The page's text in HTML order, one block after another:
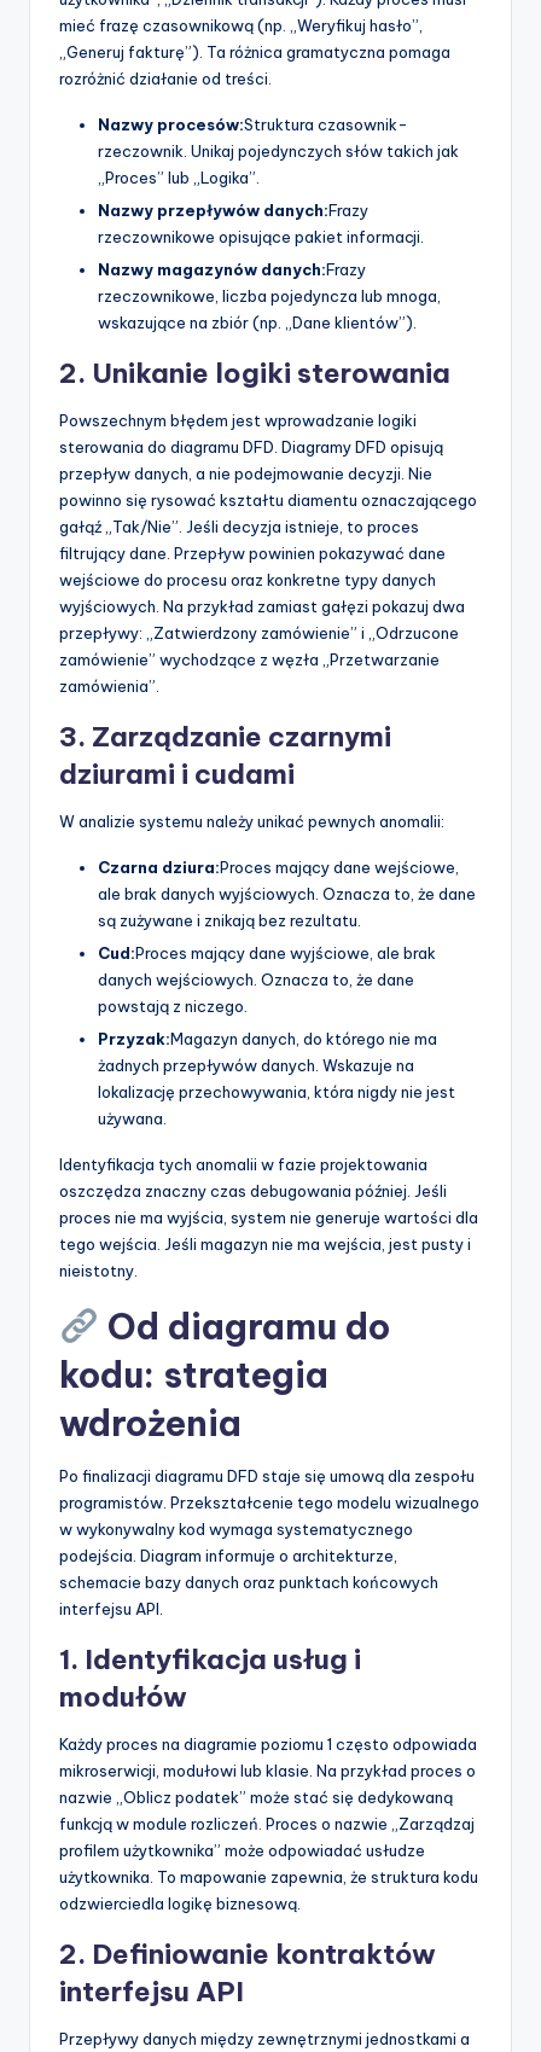
mieć frazę czasownikową (np. „Weryfikuj hasło”,
„Generuj fakturę”). Ta różnica gramatyczna pomaga
rozróżnić działanie od treści.
Nazwy procesów:Struktura czasownik-
rzeczownik. Unikaj pojedynczych słów takich jak
„Proces” lub „Logika”.
Nazwy przepływów danych:Frazy
rzeczownikowe opisujące pakiet informacji.
Nazwy magazynów danych:Frazy
rzeczownikowe, liczba pojedyncza lub mnoga,
wskazujące na zbiór (np. „Dane klientów”).
2. Unikanie logiki sterowania
Powszechnym błędem jest wprowadzanie logiki
sterowania do diagramu DFD. Diagramy DFD opisują
przepływ danych, a nie podejmowanie decyzji. Nie
powinno się rysować kształtu diamentu oznaczającego
gałąź „Tak/Nie”. Jeśli decyzja istnieje, to proces
filtrujący dane. Przepływ powinien pokazywać dane
wejściowe do procesu oraz konkretne typy danych
wyjściowych. Na przykład zamiast gałęzi pokazuj dwa
przepływy: „Zatwierdzony zamówienie” i „Odrzucone
zamówienie” wychodzące z węzła „Przetwarzanie
zamówienia”.
3. Zarządzanie czarnymi
dziurami i cudami
W analizie systemu należy unikać pewnych anomalii:
Czarna dziura:Proces mający dane wejściowe,
ale brak danych wyjściowych. Oznacza to, że dane
są zużywane i znikają bez rezultatu.
Cud:Proces mający dane wyjściowe, ale brak
danych wejściowych. Oznacza to, że dane
powstają z niczego.
Przyzak:Magazyn danych, do którego nie ma
żadnych przepływów danych. Wskazuje na
lokalizację przechowywania, która nigdy nie jest
używana.
Identyfikacja tych anomalii w fazie projektowania
oszczędza znaczny czas debugowania później. Jeśli
proces nie ma wyjścia, system nie generuje wartości dla
tego wejścia. Jeśli magazyn nie ma wejścia, jest pusty i
nieistotny.
Od diagramu do
kodu: strategia
wdrożenia
Po finalizacji diagramu DFD staje się umową dla zespołu
programistów. Przekształcenie tego modelu wizualnego
w wykonywalny kod wymaga systematycznego
podejścia. Diagram informuje o architekturze,
schemacie bazy danych oraz punktach końcowych
interfejsu API.
1. Identyfikacja usług i
modułów
Każdy proces na diagramie poziomu 1 często odpowiada
mikroserwicji, modułowi lub klasie. Na przykład proces o
nazwie „Oblicz podatek” może stać się dedykowaną
funkcją w module rozliczeń. Proces o nazwie „Zarządzaj
profilem użytkownika” może odpowiadać usłudze
użytkownika. To mapowanie zapewnia, że struktura kodu
odzwierciedla logikę biznesową.
2. Definiowanie kontraktów
interfejsu API
Przepływy danych między zewnętrznymi jednostkami a